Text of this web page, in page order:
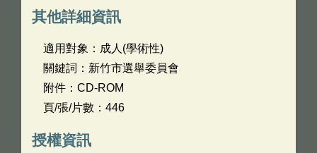
其他詳細資訊
適用對象：成人(學術性)
關鍵詞：新竹市選舉委員會
附件：CD-ROM
頁/張/片數：446
授權資訊